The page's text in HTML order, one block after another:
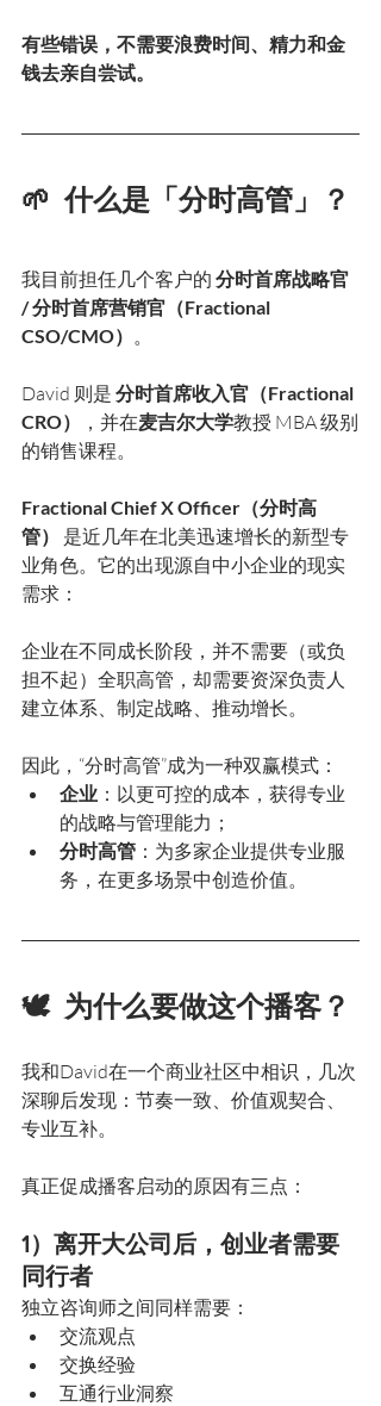
有些错误，不需要浪费时间、精力和金
钱去亲自尝试。
🌱  什么是「分时高管」？
我目前担任几个客户的 分时首席战略官
/ 分时首席营销官（Fractional
CSO/CMO） 。
David 则是 分时首席收入官（Fractional
CRO）
，并在麦吉尔大学教授 MBA 级别
的销售课程。
Fractional Chief X Officer（分时高
管）
是近几年在北美迅速增长的新型专
业角色。它的出现源自中小企业的现实
需求：
企业在不同成长阶段，并不需要（或负
担不起）全职高管，却需要资深负责人
建立体系、制定战略、推动增长。
因此，“分时高管”成为一种双赢模式：
企业 ：以更可控的成本，获得专业
的战略与管理能力；
分时高管 ：为多家企业提供专业服
务，在更多场景中创造价值。
🕊  为什么要做这个播客？
我和David在一个商业社区中相识，几次
深聊后发现：节奏一致、价值观契合、
专业互补。
真正促成播客启动的原因有三点：
1）离开大公司后，创业者需要
同行者
独立咨询师之间同样需要：
交流观点
交换经验
互通行业洞察